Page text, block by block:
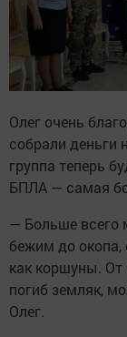
Олег очень
собрали деньги
группа теперь
БПЛА — самая
— Больше всего
бежим до окопа,
как коршуны.
погиб земляк,
Олег.